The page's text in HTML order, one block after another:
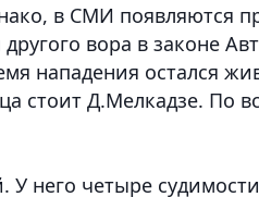
в СМИ появляются
вора в законе
нападения остался
стоит Д.Мелкадзе. По
У него четыре